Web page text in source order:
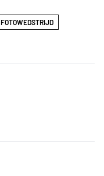
FOTOWEDSTRIJD